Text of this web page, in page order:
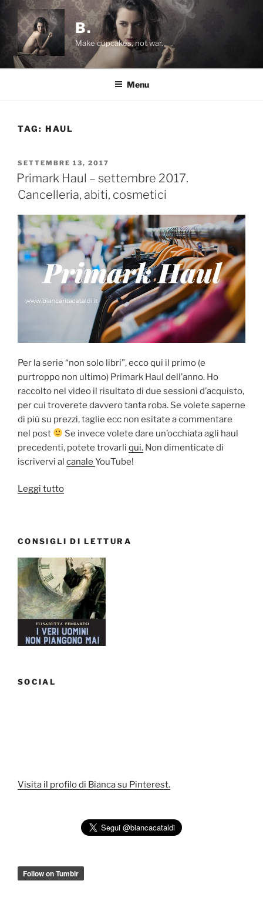
Salta
contenuto
B.
Make cupcakes, not war.
Menu
TAG: HAUL
PUBBLICATO
IL
SETTEMBRE 13, 2017
Primark Haul – settembre 2017.
Cancelleria, abiti, cosmetici
Per la serie “non solo libri”, ecco qui il primo (e
purtroppo non ultimo) Primark Haul dell’anno. Ho
raccolto nel video il risultato di due sessioni d’acquisto,
per cui troverete davvero tanta roba. Se volete saperne
di più su prezzi, taglie ecc non esitate a commentare
nel post
Se invece volete dare un’occhiata agli haul
precedenti, potete trovarli qui. Non dimenticate di
iscrivervi al canale YouTube!
Leggi tutto“Primark
2017.
Cancelleria,
abiti,
cosmetici”
CONSIGLI DI LETTURA
SOCIAL
Visita il profilo di Bianca su Pinterest.